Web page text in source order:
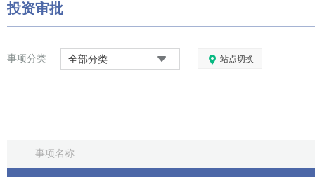
投资审批
事项分类 全部分类 站点切换
事项名称